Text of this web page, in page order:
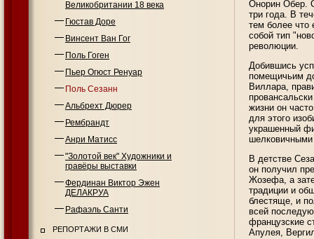
Великобритании 18 века
Гюстав Доре
Винсент Ван Гог
Поль Гоген
Пьер Огюст Ренуар
Поль Сезанн
Альбрехт Дюрер
Рембрандт
Анри Матисс
"Золотой век" Художники и
гравёры выставки
Фердинан Виктор Эжен
ДЕЛАКРУА
Рафаэль Санти
РЕПОРТАЖИ В СМИ
Онорин Обер.
три года. В
тем более что
собой тип
революции.
Добившись
помещичьим
Виллара,
жизни он
для этого
украшенный
В детстве
он получил
Жозефа, а
традиции и
блестяще, и
всей
французские
Апулея,